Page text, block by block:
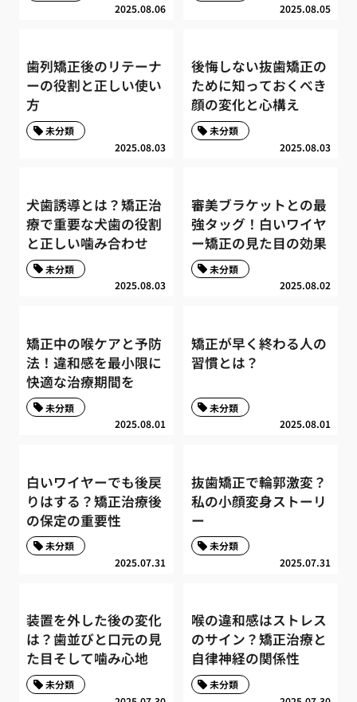
2025.08.06 2025.08.05
歯列矯正後のリテーナ
ーの役割と正しい使い
方
2025.08.03
未分類
後悔しない抜歯矯正の
ために知っておくべき
顔の変化と心構え
2025.08.03
未分類
犬歯誘導とは？矯正治
療で重要な犬歯の役割
と正しい噛み合わせ
2025.08.03
未分類
審美ブラケットとの最
強タッグ！白いワイヤ
ー矯正の見た目の効果
2025.08.02
未分類
矯正中の喉ケアと予防
法！違和感を最小限に
快適な治療期間を
2025.08.01
未分類
矯正が早く終わる人の
習慣とは？
2025.08.01
未分類
白いワイヤーでも後戻
りはする？矯正治療後
の保定の重要性
2025.07.31
未分類
抜歯矯正で輪郭激変？
私の小顔変身ストーリ
ー
2025.07.31
未分類
装置を外した後の変化
は？歯並びと口元の見
た目そして噛み心地
未分類
喉の違和感はストレス
のサイン？矯正治療と
自律神経の関係性
未分類